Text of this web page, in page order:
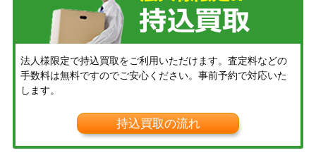
法人様限定で持込買取をご利用いただけます。査定料などの
手数料は無料ですのでご安心ください。事前予約で対応いた
します。
持込買取の流れ